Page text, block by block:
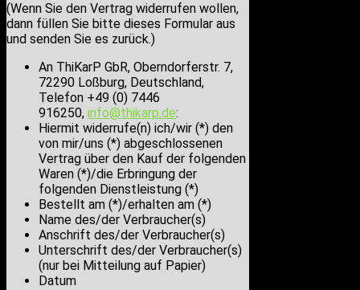
(Wenn Sie den Vertrag widerrufen wollen,
dann füllen Sie bitte dieses Formular aus
und senden Sie es zurück.)
An ThiKarP GbR, Oberndorferstr. 7,
72290 Loßburg, Deutschland,
Telefon +49 (0) 7446
916250, info@thikarp.de:
Hiermit widerrufe(n) ich/wir (*) den
von mir/uns (*) abgeschlossenen
Vertrag über den Kauf der folgenden
Waren (*)/die Erbringung der
folgenden Dienstleistung (*)
Bestellt am (*)/erhalten am (*)
Name des/der Verbraucher(s)
Anschrift des/der Verbraucher(s)
Unterschrift des/der Verbraucher(s)
(nur bei Mitteilung auf Papier)
Datum